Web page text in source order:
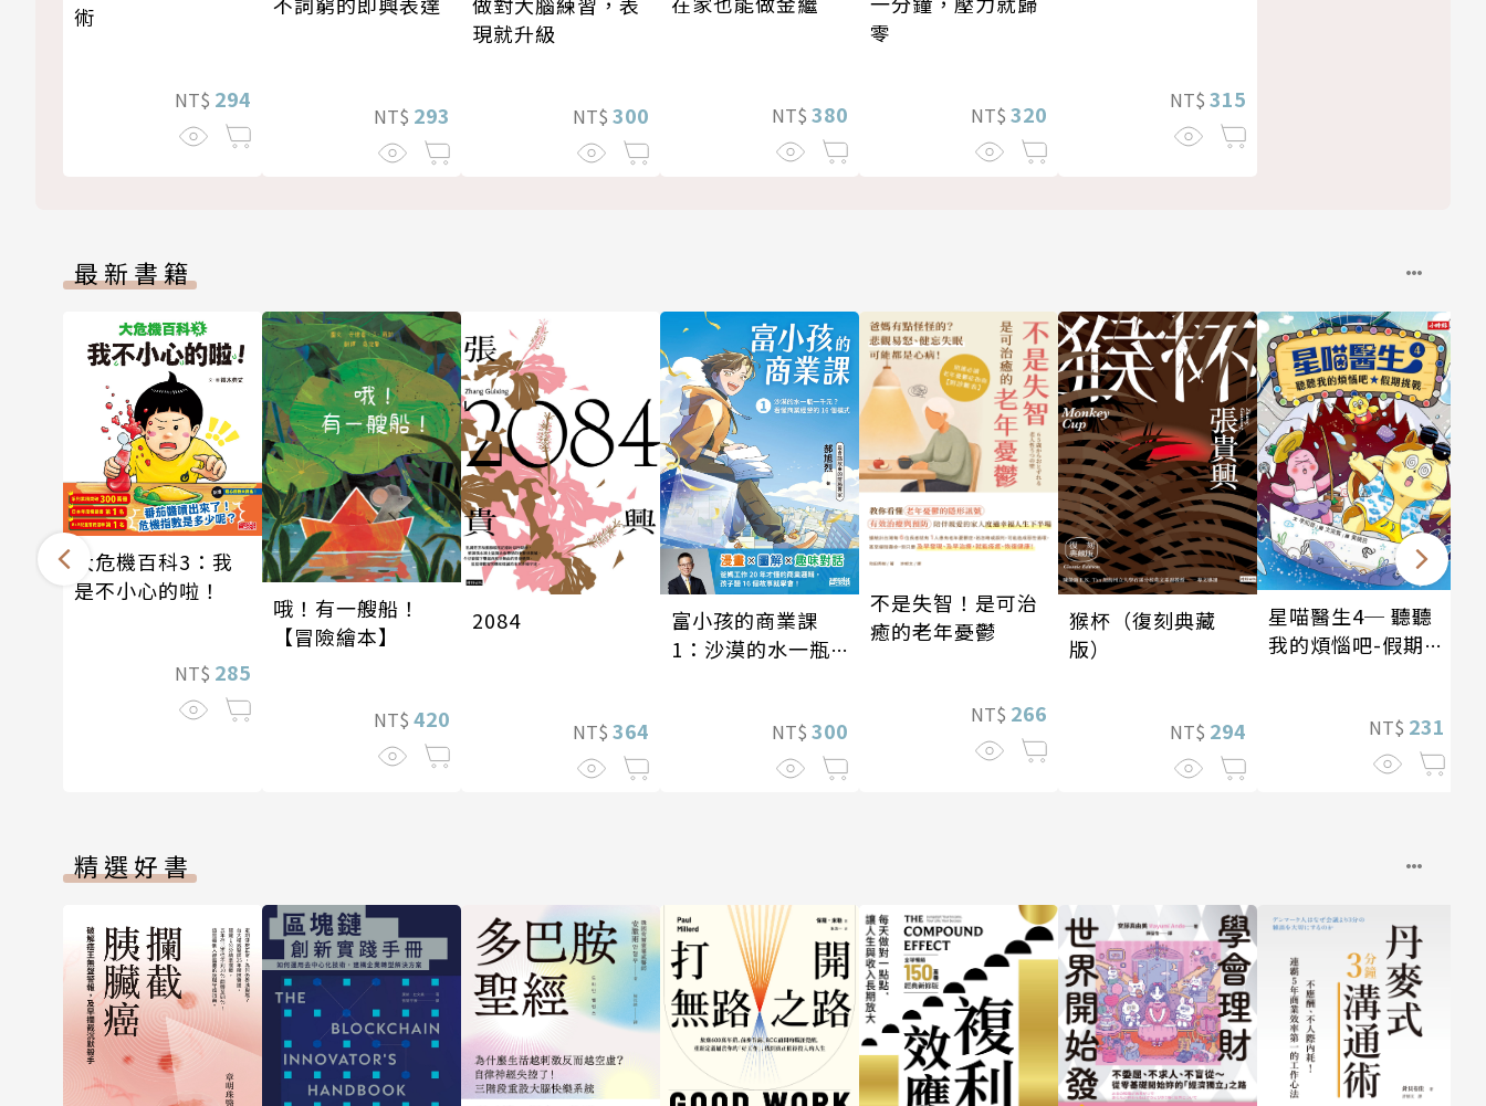
術
NT$ 294
NT$ 293
現就升級
NT$ 300 NT$ 380
零
NT$ 320 NT$ 315
最新書籍
大危機百科3：我
是不小心的啦！
NT$ 285
哦！有一艘船！
【冒險繪本】
NT$ 420
2084
NT$ 364
富小孩的商業課
1：沙漠的水一瓶
NT$ 300
不是失智！是可治
癒的老年憂鬱
NT$ 266
猴杯（復刻典藏
版）
NT$ 294
星喵醫生4─ 聽聽
我的煩惱吧-假期挑
NT$ 231
精選好書